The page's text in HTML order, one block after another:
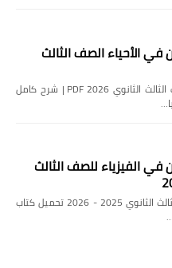
في الأحياء الصف الثالث
📘 تحميل كتاب الامتحان في الأحياء الصف الثالث الثانوي 2026 PDF | شرح كامل
في الفيزياء للصف الثالث
تحميل كتاب الامتحان في الفيزياء للصف الثالث الثانوي 2025 - 2026 تحميل كتاب